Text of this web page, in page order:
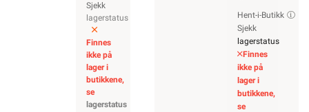
Sjekk
lagerstatus
Finnes
ikke på
lager i
butikkene,
se
lagerstatus
Hent-i-Butikk
Sjekk
lagerstatus
Finnes
ikke på
lager i
butikkene,
se